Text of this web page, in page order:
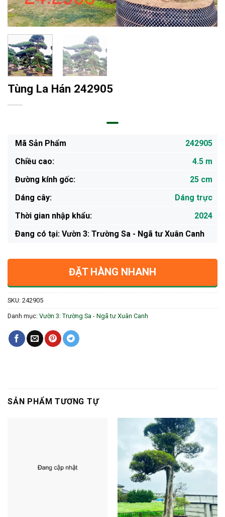
Tùng La Hán 242905
Mã Sản Phẩm
242905
Chiều cao:
4.5 m
Đường kính gốc:
25 cm
Dáng cây:
Dáng trực
Thời gian nhập khẩu:
2024
Ðang có tại: Vườn 3: Trường Sa - Ngã tư Xuân Canh
ĐẶT HÀNG NHANH
SKU: 242905
Danh mục: Vườn 3: Trường Sa - Ngã tư Xuân Canh
SẢN PHẨM TƯƠNG TỰ